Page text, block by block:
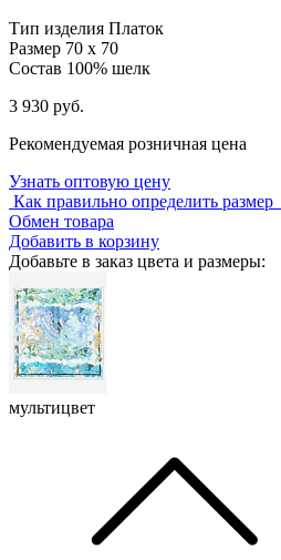
Тип изделия Платок
Размер 70 x 70
Состав 100% шелк
3 930 руб.
Рекомендуемая розничная цена
Узнать оптовую цену
Как правильно определить размер
Обмен товара
Добавить в корзину
Добавьте в заказ цвета и размеры:
мультицвет